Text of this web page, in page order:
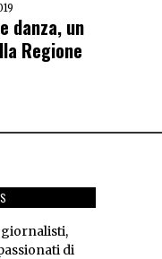
danza, un
Regione
giornalisti,
di